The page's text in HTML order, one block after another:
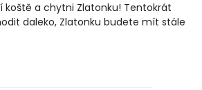
koště a chytni Zlatonku! Tentokrát
daleko, Zlatonku budete mít stále